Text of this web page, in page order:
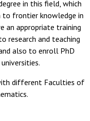
in this field, which
to frontier knowledge in
an appropriate training
research and teaching
also to enroll PhD
different Faculties of